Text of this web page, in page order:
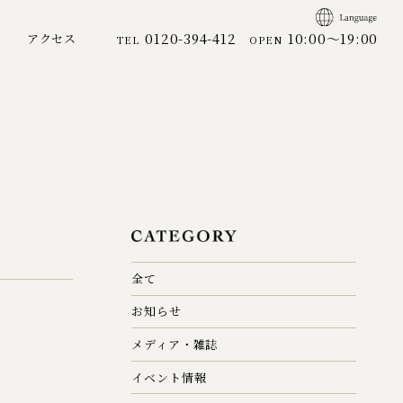
アクセス TEL 0120-394-412 OPEN 10:00～19:00
全て
お知らせ
メディア・雑誌
イベント情報